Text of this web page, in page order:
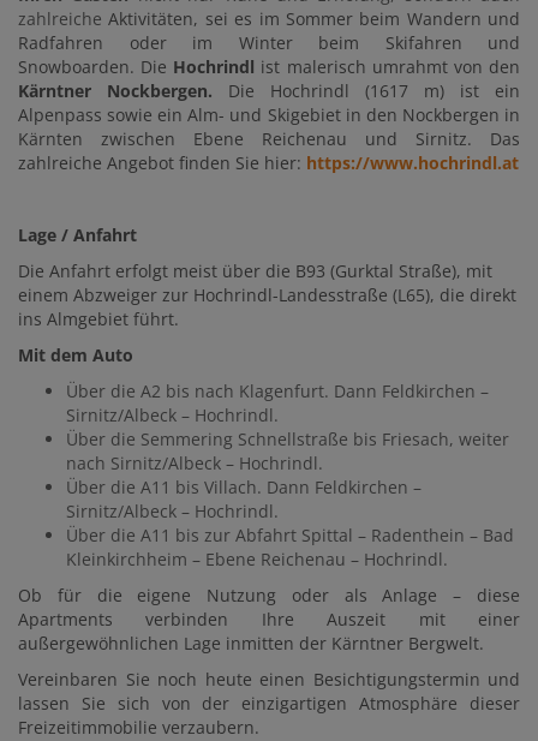
zahlreicheAktivitäten, sei es im Sommer beim Wandern und
Radfahren oder im Winter beim Skifahren und
Snowboarden. Die Hochrindl ist malerisch umrahmt von den
Kärntner Nockbergen. Die Hochrindl (1617 m) ist ein
Alpenpass sowie ein Alm- und Skigebiet in den Nockbergen in
Kärnten zwischen Ebene Reichenau und Sirnitz. Das
zahlreiche Angebot finden Sie hier: https://www.hochrindl.at
Lage / Anfahrt
Die Anfahrt erfolgt meist über die B93 (Gurktal Straße), mit
einem Abzweiger zur Hochrindl-Landesstraße (L65), die direkt
ins Almgebiet führt.
Mit dem Auto
Über die A2 bis nach Klagenfurt. Dann Feldkirchen –
Sirnitz/Albeck – Hochrindl.
Über die Semmering Schnellstraße bis Friesach, weiter
nach Sirnitz/Albeck – Hochrindl.
Über die A11 bis Villach. Dann Feldkirchen –
Sirnitz/Albeck – Hochrindl.
Über die A11 bis zur Abfahrt Spittal – Radenthein – Bad
Kleinkirchheim – Ebene Reichenau – Hochrindl.
Ob für die eigene Nutzung oder als Anlage – diese
Apartments verbinden Ihre Auszeit mit einer
außergewöhnlichen Lage inmitten der Kärntner Bergwelt.
Vereinbaren Sie noch heute einen Besichtigungstermin und
lassen Sie sich von der einzigartigen Atmosphäre dieser
Freizeitimmobilie verzaubern.